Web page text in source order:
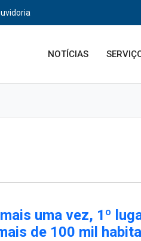
NOTÍCIAS
uma vez, 1º
de 100 mil